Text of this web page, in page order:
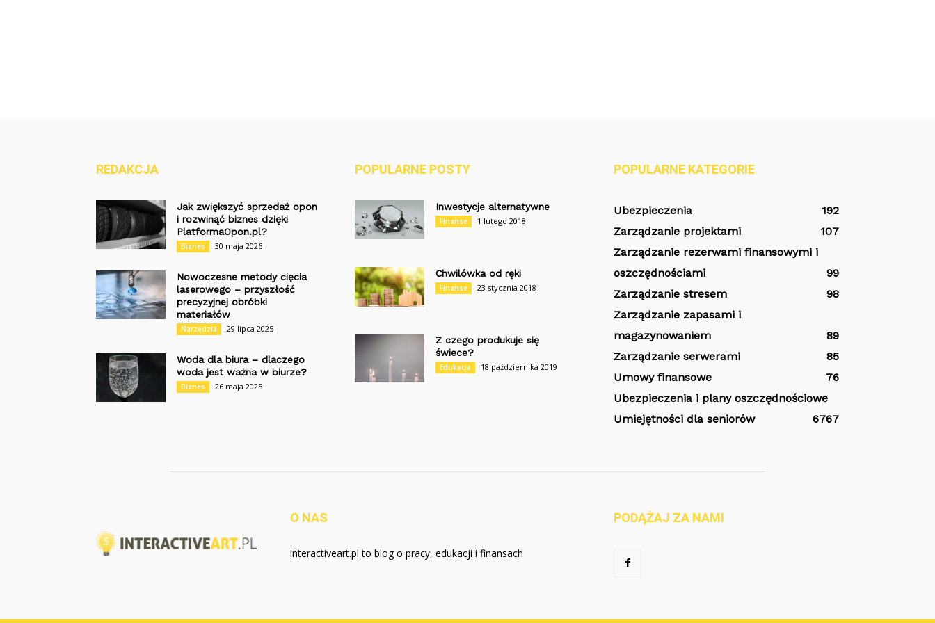
REDAKCJA
Jak zwiększyć sprzedaż opon
i rozwinąć biznes dzięki
PlatformaOpon.pl?
Biznes 30 maja 2026
Nowoczesne metody cięcia
laserowego – przyszłość
precyzyjnej obróbki
materiałów
Narzędzia 29 lipca 2025
Woda dla biura – dlaczego
woda jest ważna w biurze?
Biznes 26 maja 2025
POPULARNE POSTY
Inwestycje alternatywne
Finanse 1 lutego 2018
Chwilówka od ręki
Finanse 23 stycznia 2018
Z czego produkuje się
świece?
Edukacja 18 października 2019
POPULARNE KATEGORIE
Ubezpieczenia
192
Zarządzanie projektami
107
Zarządzanie rezerwami finansowymi i
oszczędnościami
99
Zarządzanie stresem
98
Zarządzanie zapasami i
magazynowaniem
89
Zarządzanie serwerami
85
Umowy finansowe
76
Ubezpieczenia i plany oszczędnościowe
67
Umiejętności dla seniorów 67
O NAS
interactiveart.pl to blog o pracy, edukacji i finansach
PODĄŻAJ ZA NAMI